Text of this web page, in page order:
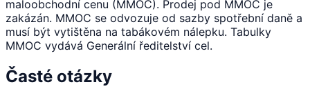
maloobchodní cenu (MMOC). Prodej pod MMOC je
zakázán. MMOC se odvozuje od sazby spotřební daně a
musí být vytištěna na tabákovém nálepku. Tabulky
MMOC vydává Generální ředitelství cel.
Časté otázky